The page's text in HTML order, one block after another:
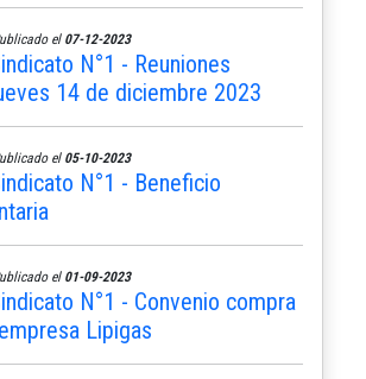
el 07-12-2023
N°1 - Reuniones
14 de diciembre 2023
el 05-10-2023
N°1 - Beneficio
el 01-09-2023
N°1 - Convenio compra
Lipigas